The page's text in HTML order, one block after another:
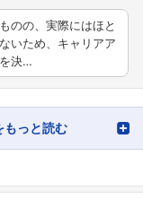
のの、実際にはほと
いため、キャリアア
決…
もっと読む